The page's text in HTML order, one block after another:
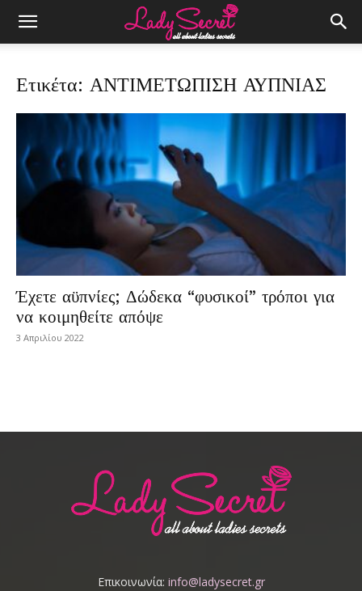
Ετικέτα: ΑΝΤΙΜΕΤΩΠΙΣΗ ΑΥΠΝΙΑΣ
Έχετε αϋπνίες; Δώδεκα “φυσικοί” τρόποι για
να κοιμηθείτε απόψε
3 Απριλίου 2022
Επικοινωνία: info@ladysecret.gr